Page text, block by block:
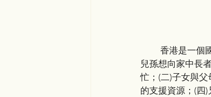
兒孫想向家中長
忙；(二)子女與
的支援資源；(四